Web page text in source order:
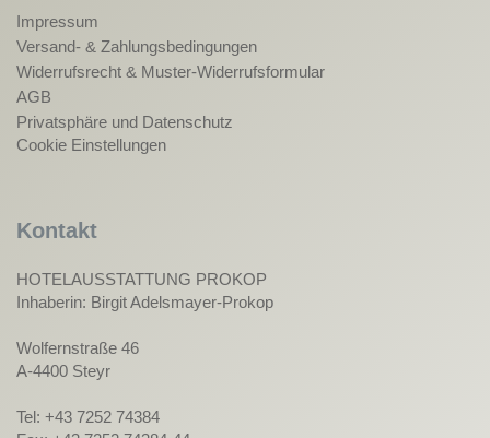
Impressum
Versand- & Zahlungsbedingungen
Widerrufsrecht & Muster-Widerrufsformular
AGB
Privatsphäre und Datenschutz
Cookie Einstellungen
Kontakt
HOTELAUSSTATTUNG PROKOP
Inhaberin: Birgit Adelsmayer-Prokop
Wolfernstraße 46
A-4400 Steyr
Tel: +43 7252 74384